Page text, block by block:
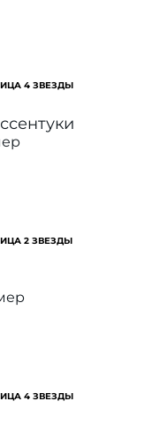
4 ЗВЕЗДЫ
2 ЗВЕЗДЫ
4 ЗВЕЗДЫ